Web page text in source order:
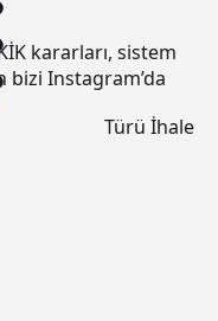
kararları, sistem
Instagram’da
Türü İhale